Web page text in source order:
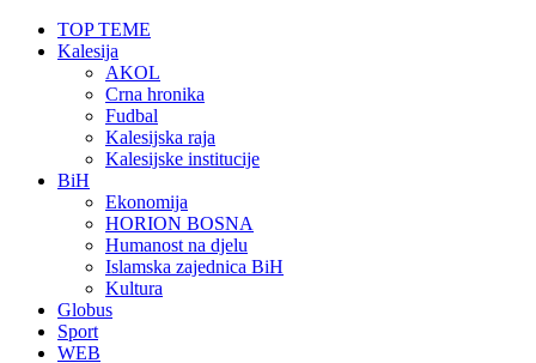
TOP TEME
Kalesija
AKOL
Crna hronika
Fudbal
Kalesijska raja
Kalesijske institucije
BiH
Ekonomija
HORION BOSNA
Humanost na djelu
Islamska zajednica BiH
Kultura
Globus
Sport
WEB